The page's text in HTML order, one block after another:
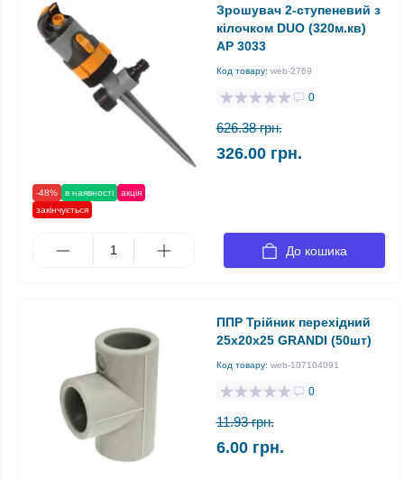
-48% в наявності
акція
закінчується
Зрошувач 2-ступеневий з
кілочком DUO (320м.кв)
АР 3033
Код товару: web-2769
0
626.38 грн.
326.00 грн.
До кошика
ППР Трійник перехідний
25х20х25 GRANDI (50шт)
Код товару: web-107104091
0
11.93 грн.
6.00 грн.